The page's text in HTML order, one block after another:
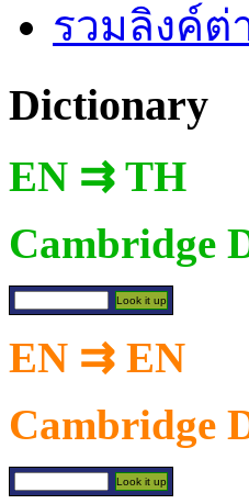
รวมลิงค์ต่
Dictionary
EN ⇉ TH
Cambridge
EN ⇉ EN
Cambridge